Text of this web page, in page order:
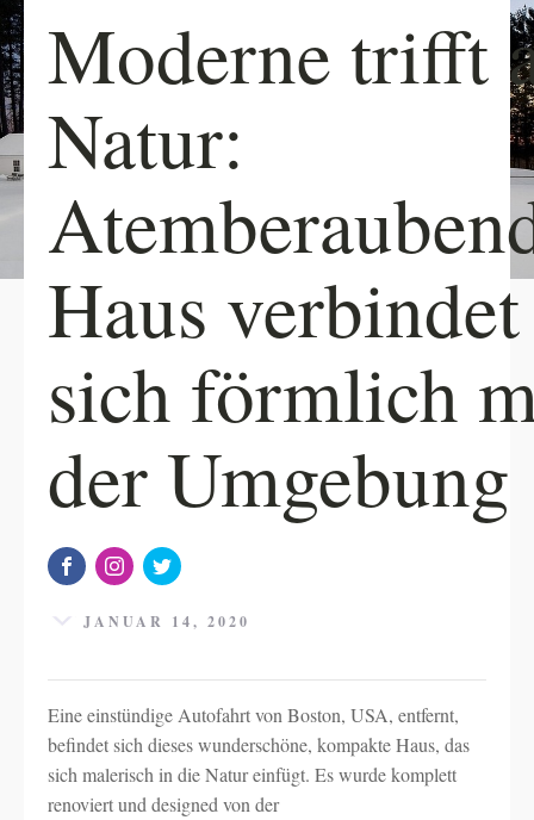
Moderne trifft
Natur:
Haus verbindet
sich förmlich
der Umgebung
JANUAR 14, 2020
Eine einstündige Autofahrt von Boston, USA, entfernt,
befindet sich dieses wunderschöne, kompakte Haus, das
sich malerisch in die Natur einfügt. Es wurde komplett
renoviert und designed von der